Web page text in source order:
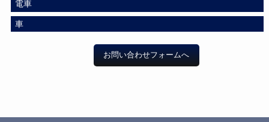
電車
車
お問い合わせフォームへ